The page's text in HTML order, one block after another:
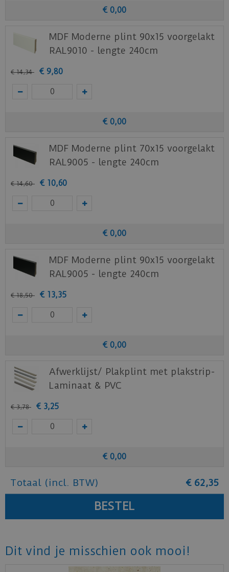
€ 0,00
MDF Moderne plint 90x15 voorgelakt
RAL9010 - lengte 240cm
€ 14,34 € 9,80
€ 0,00
MDF Moderne plint 70x15 voorgelakt
RAL9005 - lengte 240cm
€ 14,60 € 10,60
€ 0,00
MDF Moderne plint 90x15 voorgelakt
RAL9005 - lengte 240cm
€ 18,50 € 13,35
€ 0,00
Afwerklijst/ Plakplint met plakstrip-
Laminaat & PVC
€ 3,78 € 3,25
€ 0,00
Totaal (incl. BTW) € 62,35
Dit vind je misschien ook mooi!